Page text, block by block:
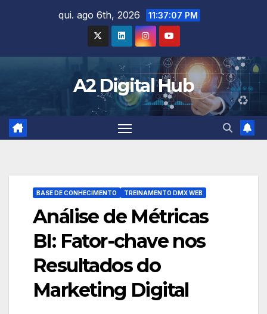
qui. ago 6th, 2026 11:37:08 PM
A2 Digital Hub
BASE DE CONHECIMENTO TREINAMENTO DMX WEB
Análise de Métricas
BI: Fator-chave nos
Resultados do
Marketing Digital